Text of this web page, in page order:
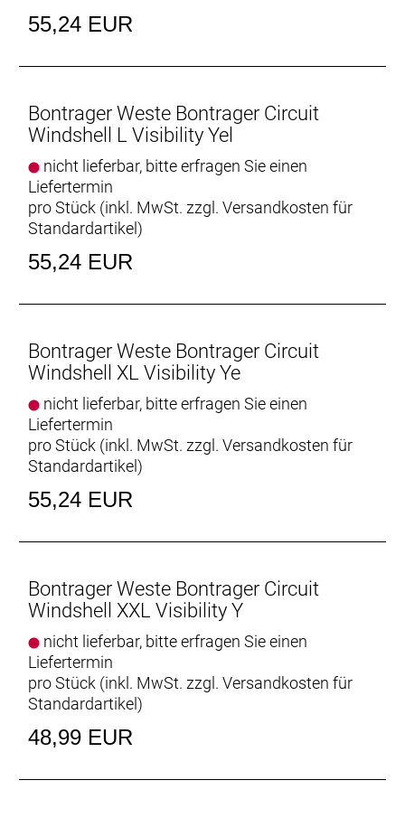
55,24 EUR
Bontrager Weste Bontrager Circuit
Windshell L Visibility Yel
nicht lieferbar, bitte erfragen Sie einen
Liefertermin
pro Stück (inkl. MwSt. zzgl. Versandkosten für
Standardartikel)
55,24 EUR
Bontrager Weste Bontrager Circuit
Windshell XL Visibility Ye
nicht lieferbar, bitte erfragen Sie einen
Liefertermin
pro Stück (inkl. MwSt. zzgl. Versandkosten für
Standardartikel)
55,24 EUR
Bontrager Weste Bontrager Circuit
Windshell XXL Visibility Y
nicht lieferbar, bitte erfragen Sie einen
Liefertermin
pro Stück (inkl. MwSt. zzgl. Versandkosten für
Standardartikel)
48,99 EUR